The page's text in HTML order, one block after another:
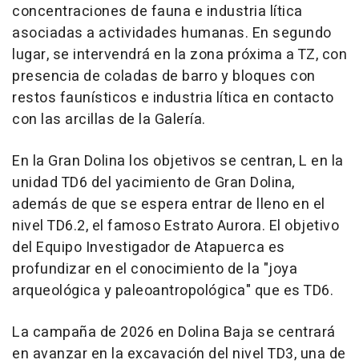
concentraciones de fauna e industria lítica
asociadas a actividades humanas. En segundo
lugar, se intervendrá en la zona próxima a TZ, con
presencia de coladas de barro y bloques con
restos faunísticos e industria lítica en contacto
con las arcillas de la Galería.
En la Gran Dolina los objetivos se centran, L en la
unidad TD6 del yacimiento de Gran Dolina,
además de que se espera entrar de lleno en el
nivel TD6.2, el famoso Estrato Aurora. El objetivo
del Equipo Investigador de Atapuerca es
profundizar en el conocimiento de la "joya
arqueológica y paleoantropológica" que es TD6.
La campaña de 2026 en Dolina Baja se centrará
en avanzar en la excavación del nivel TD3, una de